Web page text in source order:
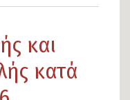
και
κατά